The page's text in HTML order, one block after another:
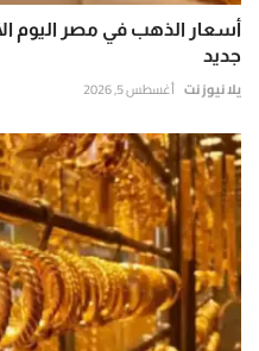
جديد
يلا نيوز نت أغسطس 5, 2026